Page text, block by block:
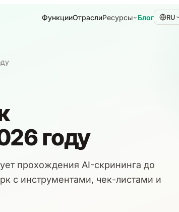
ФункцииОтраслиРесурсы Блог RU
году
прохождения AI-скрининга до
с инструментами, чек-листами и